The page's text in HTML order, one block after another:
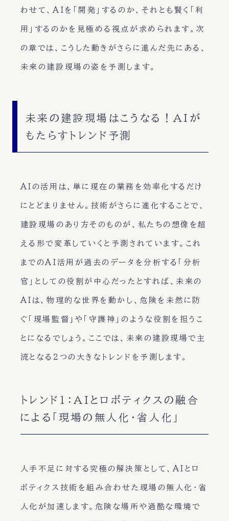
わせて、AIを「開発」するのか、それとも賢く「利
用」するのかを見極める視点が求められます。次
の章では、こうした動きがさらに進んだ先にある、
未来の建設現場の姿を予測します。
未来の建設現場はこうなる！AIが
もたらすトレンド予測
AIの活用は、単に現在の業務を効率化するだけ
にとどまりません。技術がさらに進化することで、
建設現場のあり方そのものが、私たちの想像を超
える形で変革していくと予測されています。これ
までのAI活用が過去のデータを分析する「分析
官」としての役割が中心だったとすれば、未来の
AIは、物理的な世界を動かし、危険を未然に防
ぐ「現場監督」や「守護神」のような役割を担うこ
とになるでしょう。ここでは、未来の建設現場で主
流となる2つの大きなトレンドを予測します。
トレンド1：AIとロボティクスの融合
による「現場の無人化・省人化」
人手不足に対する究極の解決策として、AIとロ
ボティクス技術を組み合わせた現場の無人化・省
人化が加速します。危険な場所や過酷な環境で